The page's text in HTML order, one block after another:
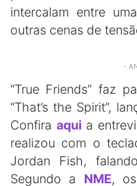
intercalam entre
outras cenas de
-
“True Friends” faz
“That’s the Spirit”,
Confira aqui a
realizou com o
Jordan Fish,
Segundo a NME,